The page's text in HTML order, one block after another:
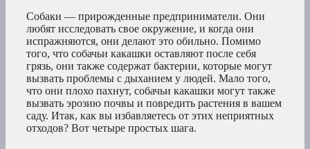
Собаки — прирожденные предприниматели. Они
любят исследовать свое окружение, и когда они
испражняются, они делают это обильно. Помимо
того, что собачьи какашки оставляют после себя
грязь, они также содержат бактерии, которые могут
вызвать проблемы с дыханием у людей. Мало того,
что они плохо пахнут, собачьи какашки могут также
вызвать эрозию почвы и повредить растения в вашем
саду. Итак, как вы избавляетесь от этих неприятных
отходов? Вот четыре простых шага.